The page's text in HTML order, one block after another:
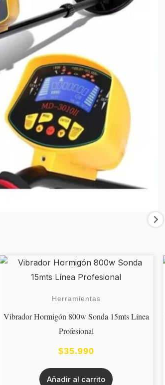
Herramientas
Vibrador Hormigón 800w Sonda 15mts Línea
Profesional
$35.990
Añadir al carrito